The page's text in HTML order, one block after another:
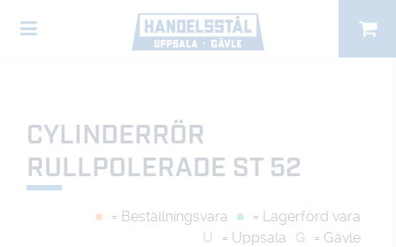
CYLINDERRÖR
RULLPOLERADE ST 52
= Beställningsvara
= Lagerförd vara
U
= Uppsala G = Gävle